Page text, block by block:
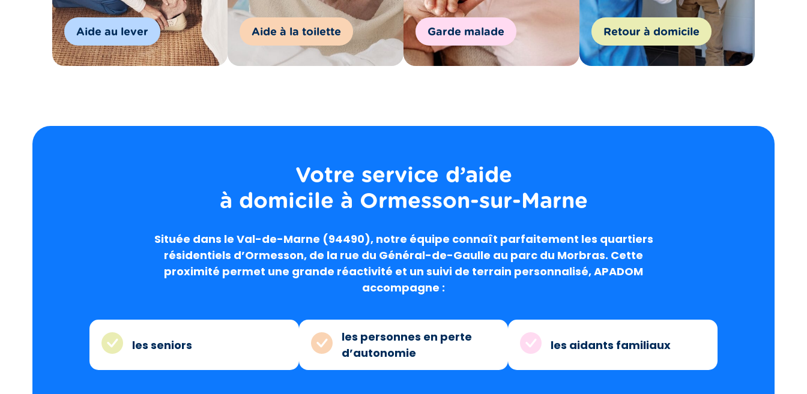
Aide au lever Aide à la toilette Garde malade Retour à domicile
Votre service d’aide
à domicile à Ormesson-sur-Marne
Située dans le Val-de-Marne (94490), notre équipe connaît parfaitement les quartiers
résidentiels d’Ormesson, de la rue du Général-de-Gaulle au parc du Morbras. Cette
proximité permet une grande réactivité et un suivi de terrain personnalisé, APADOM
accompagne :
les seniors
les personnes en perte
d’autonomie
les aidants familiaux